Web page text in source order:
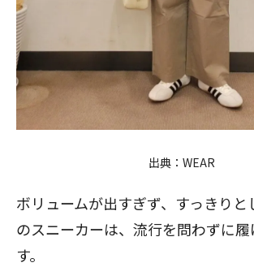
出典： WEAR
ボリュームが出すぎず、すっきりと
のスニーカーは、流行を問わずに
す。